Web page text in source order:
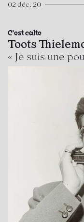
02 déc. 20
C'est culte
Toots
« Je suis une